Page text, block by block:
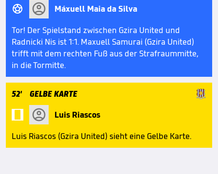

Máxuell Maia da Silva
Tor! Der Spielstand zwischen Gzira United und
Radnicki Nis ist 1:1. Maxuell Samurai (Gzira United)
trifft mit dem rechten Fuß aus der Strafraummitte,
in die Tormitte.
52' GELBE KARTE
Luis Riascos
Luis Riascos (Gzira United) sieht eine Gelbe Karte.